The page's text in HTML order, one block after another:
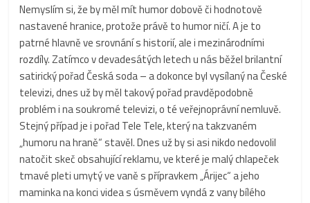
Nemyslím si, že by měl mít humor dobově či hodnotově
nastavené hranice, protože právě to humor ničí. A je to
patrné hlavně ve srovnání s historií, ale i mezinárodními
rozdíly. Zatímco v devadesátých letech u nás běžel brilantní
satirický pořad Česká soda – a dokonce byl vysílaný na České
televizi, dnes už by měl takový pořad pravděpodobně
problém i na soukromé televizi, o té veřejnoprávní nemluvě.
Stejný případ je i pořad Tele Tele, který na takzvaném
„humoru na hraně“ stavěl. Dnes už by si asi nikdo nedovolil
natočit skeč obsahující reklamu, ve které je malý chlapeček
tmavé pleti umytý ve vaně s přípravkem „Árijec“ a jeho
maminka na konci videa s úsměvem vyndá z vany bílého